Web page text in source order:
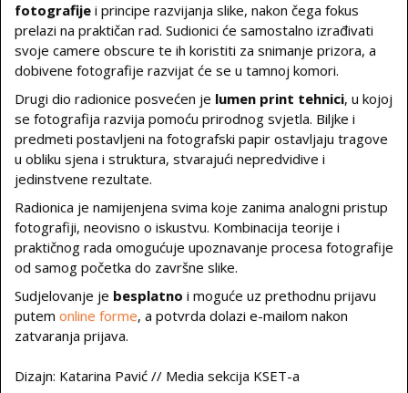
fotografije i principe razvijanja slike, nakon čega fokus
prelazi na praktičan rad. Sudionici će samostalno izrađivati
svoje camere obscure te ih koristiti za snimanje prizora, a
dobivene fotografije razvijat će se u tamnoj komori.
Drugi dio radionice posvećen je lumen print tehnici, u kojoj
se fotografija razvija pomoću prirodnog svjetla. Biljke i
predmeti postavljeni na fotografski papir ostavljaju tragove
u obliku sjena i struktura, stvarajući nepredvidive i
jedinstvene rezultate.
Radionica je namijenjena svima koje zanima analogni pristup
fotografiji, neovisno o iskustvu. Kombinacija teorije i
praktičnog rada omogućuje upoznavanje procesa fotografije
od samog početka do završne slike.
Sudjelovanje je besplatno i moguće uz prethodnu prijavu
putem online forme, a potvrda dolazi e-mailom nakon
zatvaranja prijava.
Dizajn: Katarina Pavić // Media sekcija KSET-a